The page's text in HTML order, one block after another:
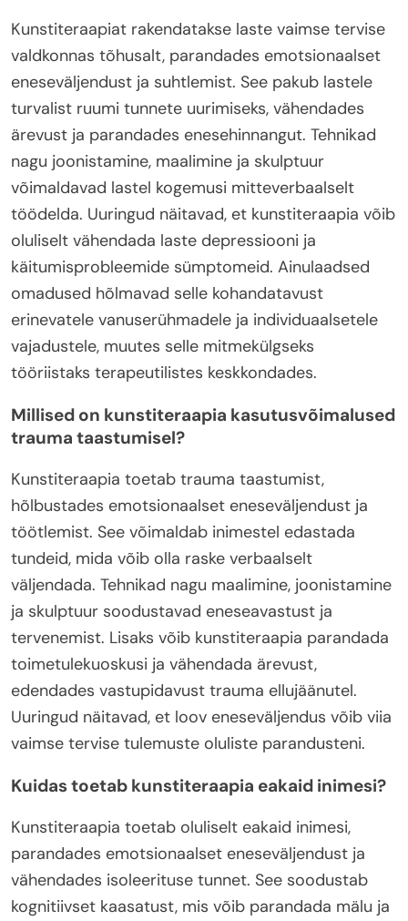
Kunstiteraapiat rakendatakse laste vaimse tervise
valdkonnas tõhusalt, parandades emotsionaalset
eneseväljendust ja suhtlemist. See pakub lastele
turvalist ruumi tunnete uurimiseks, vähendades
ärevust ja parandades enesehinnangut. Tehnikad
nagu joonistamine, maalimine ja skulptuur
võimaldavad lastel kogemusi mitteverbaalselt
töödelda. Uuringud näitavad, et kunstiteraapia võib
oluliselt vähendada laste depressiooni ja
käitumisprobleemide sümptomeid. Ainulaadsed
omadused hõlmavad selle kohandatavust
erinevatele vanuserühmadele ja individuaalsetele
vajadustele, muutes selle mitmekülgseks
tööriistaks terapeutilistes keskkondades.
Millised on kunstiteraapia kasutusvõimalused
trauma taastumisel?
Kunstiteraapia toetab trauma taastumist,
hõlbustades emotsionaalset eneseväljendust ja
töötlemist. See võimaldab inimestel edastada
tundeid, mida võib olla raske verbaalselt
väljendada. Tehnikad nagu maalimine, joonistamine
ja skulptuur soodustavad eneseavastust ja
tervenemist. Lisaks võib kunstiteraapia parandada
toimetulekuoskusi ja vähendada ärevust,
edendades vastupidavust trauma ellujäänutel.
Uuringud näitavad, et loov eneseväljendus võib viia
vaimse tervise tulemuste oluliste parandusteni.
Kuidas toetab kunstiteraapia eakaid inimesi?
Kunstiteraapia toetab oluliselt eakaid inimesi,
parandades emotsionaalset eneseväljendust ja
vähendades isoleerituse tunnet. See soodustab
kognitiivset kaasatust, mis võib parandada mälu ja